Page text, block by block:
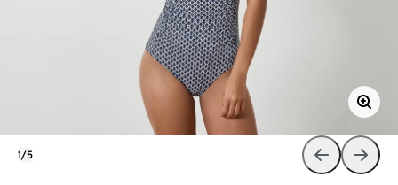
1/5